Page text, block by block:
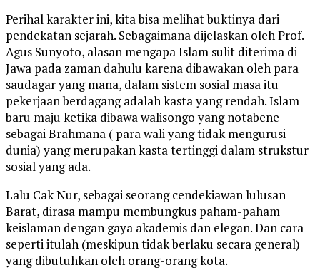
Perihal karakter ini, kita bisa melihat buktinya dari
pendekatan sejarah. Sebagaimana dijelaskan oleh Prof.
Agus Sunyoto, alasan mengapa Islam sulit diterima di
Jawa pada zaman dahulu karena dibawakan oleh para
saudagar yang mana, dalam sistem sosial masa itu
pekerjaan berdagang adalah kasta yang rendah. Islam
baru maju ketika dibawa walisongo yang notabene
sebagai Brahmana ( para wali yang tidak mengurusi
dunia) yang merupakan kasta tertinggi dalam strukstur
sosial yang ada.
Lalu Cak Nur, sebagai seorang cendekiawan lulusan
Barat, dirasa mampu membungkus paham-paham
keislaman dengan gaya akademis dan elegan. Dan cara
seperti itulah (meskipun tidak berlaku secara general)
yang dibutuhkan oleh orang-orang kota.